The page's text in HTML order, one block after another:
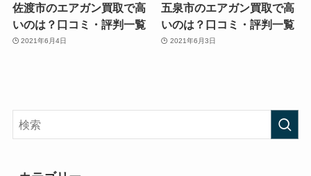
佐渡市のエアガン買取で高
いのは？口コミ・評判一覧
2021年6月4日
五泉市のエアガン買取で高
いのは？口コミ・評判一覧
2021年6月3日